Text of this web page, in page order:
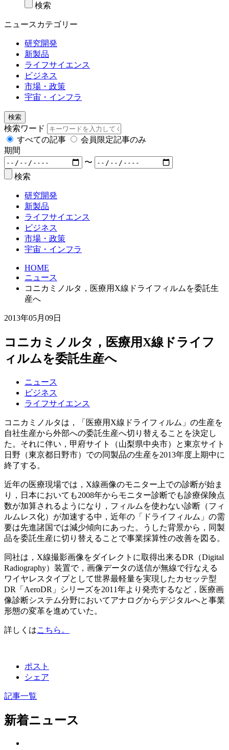
検索
ニュースカテゴリー
研究開発
新製品
ライフサイエンス
ビジネス
市場・政策
宇宙・インフラ
検索
検索ワード
すべての記事
会員限定記事のみ
期間
〜
検索
研究開発
新製品
ライフサイエンス
ビジネス
市場・政策
宇宙・インフラ
HOME
ニュース
コニカミノルタ，医療用X線ドライフィルムを委託生
産へ
2013年05月09日
コニカミノルタ，医療用X線ドライフ
ィルムを委託生産へ
ニュース
ビジネス
ライフサイエンス
コニカミノルタは，「医療用X線ドライフィルム」の生産を
自社生産から外部への委託生産へ切り替えることを決定し
た。それに伴い，甲府サイト（山梨県中央市）と東京サイト
日野（東京都日野市）での同製品の生産を2013年度上期中に
終了する。
近年の医療現場では，X線画像のモニター上での診断が始ま
り，日本においても2008年からモニター診断でも診療保険点
数が加算されるようになり，フィルムを使わない診断（フィ
ルムレス化）が加速する中，近年の「ドライフィルム」の需
要は先進諸国では減少傾向にあった。うした背景から，同製
品を委託生産に切り替えることで事業採算性の改善を図る。
同社は，X線撮影画像をダイレクトに取得出来るDR（Digital
Radiography）装置で，画像データの送信が無線で行なえる
ワイヤレスタイプとして世界最軽量を実現したカセッテ型
DR「AeroDR」シリーズを2011年より発売するなど，医療画
像診断システム分野においてアナログからデジタルへと事業
形態の変革を進めていた。
詳しくはこちら。
ポスト
シェア
記事一覧
新着ニュース